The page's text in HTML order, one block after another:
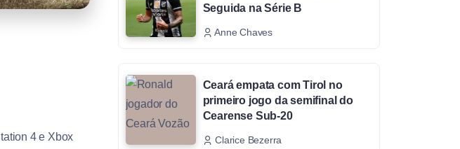
4 e Xbox
Seguida na Série B
Anne Chaves
Ceará empata com Tirol no
primeiro jogo da semifinal do
Cearense Sub-20
Clarice Bezerra